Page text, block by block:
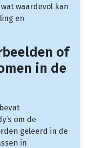
waardevol kan
en
of
in de
om de
geleerd in de
in